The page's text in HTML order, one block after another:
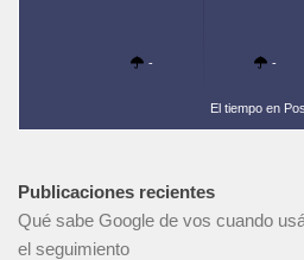
- -
El tiempo en
Publicaciones recientes
Qué sabe Google de vos cuando
el seguimiento